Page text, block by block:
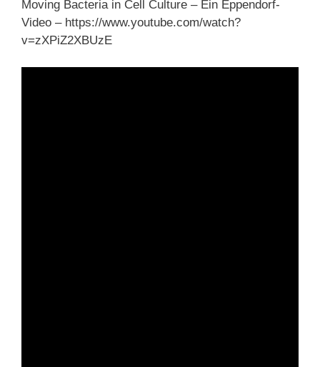
Moving Bacteria in Cell Culture – Ein Eppendorf-
Video – https://www.youtube.com/watch?
v=zXPiZ2XBUzE